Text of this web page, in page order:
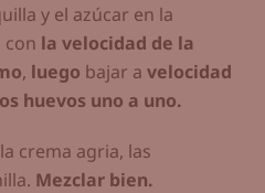
y el azúcar en la
con la velocidad de la
, luego bajar a velocidad
huevos uno a uno.
la crema agria, las
Mezclar bien.